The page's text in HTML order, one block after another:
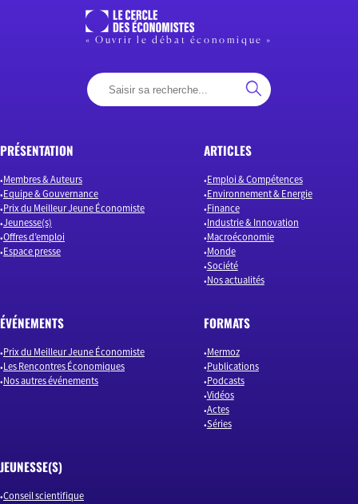
« Ouvrir le débat économique »
PRÉSENTATION
Membres & Auteurs
Equipe & Gouvernance
Prix du Meilleur Jeune Économiste
Jeunesse(s)
Offres d’emploi
Espace presse
ARTICLES
Emploi & Compétences
Environnement & Energie
Finance
Industrie & Innovation
Macroéconomie
Monde
Société
Nos actualités
ÉVÉNEMENTS
Prix du Meilleur Jeune Économiste
Les Rencontres Économiques
Nos autres événements
FORMATS
Mermoz
Publications
Podcasts
Vidéos
Actes
Séries
JEUNESSE(S)
Conseil scientifique